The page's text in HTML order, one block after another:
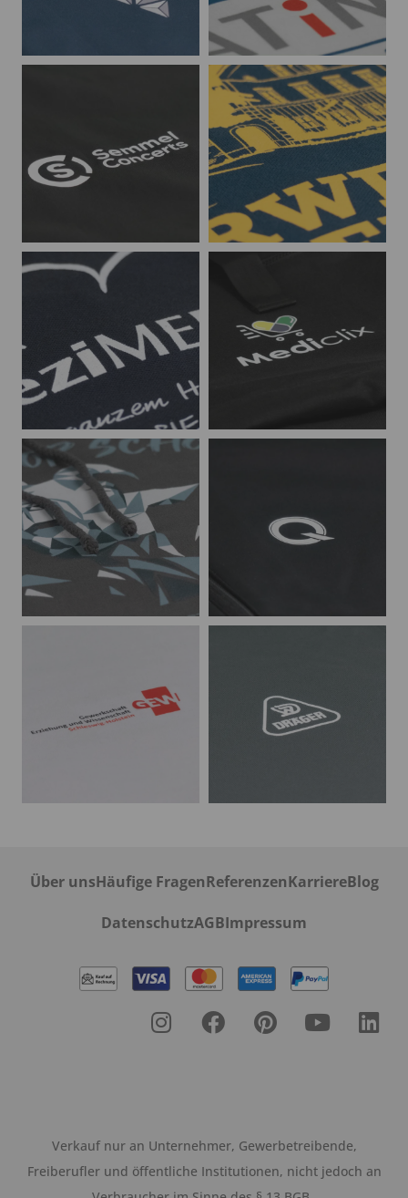
Über unsHäufige FragenReferenzenKarriereBlog
DatenschutzAGBImpressum
Verkauf nur an Unternehmer, Gewerbetreibende,
Freiberufler und öffentliche Institutionen, nicht jedoch an